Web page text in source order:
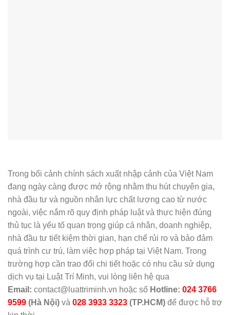
Trong bối cảnh chính sách xuất nhập cảnh của Việt Nam
đang ngày càng được mở rộng nhằm thu hút chuyên gia,
nhà đầu tư và nguồn nhân lực chất lượng cao từ nước
ngoài, việc nắm rõ quy định pháp luật và thực hiện đúng
thủ tục là yếu tố quan trọng giúp cá nhân, doanh nghiệp,
nhà đầu tư tiết kiệm thời gian, hạn chế rủi ro và bảo đảm
quá trình cư trú, làm việc hợp pháp tại Việt Nam. Trong
trường hợp cần trao đổi chi tiết hoặc có nhu cầu sử dụng
dịch vụ tại Luật Trí Minh, vui lòng liên hệ qua
Email: contact@luattriminh.vn hoặc số Hotline: 024 3766
9599 (Hà Nội) và 028 3933 3323 (TP.HCM) để được hỗ trợ